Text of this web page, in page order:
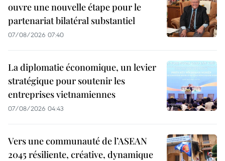
ouvre une nouvelle étape pour le
partenariat bilatéral substantiel
07/08/2026 07:40
La diplomatie économique, un levier
stratégique pour soutenir les
entreprises vietnamiennes
07/08/2026 04:43
Vers une communauté de l’ASEAN
2045 résiliente, créative, dynamique